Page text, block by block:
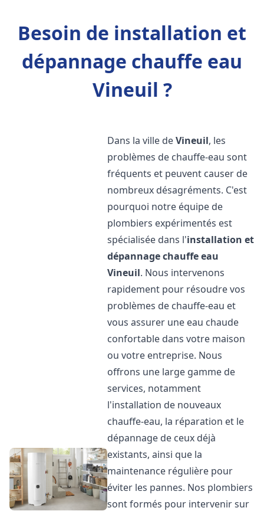
Besoin de installation et
dépannage chauffe eau
Vineuil ?
Dans la ville deVineuil, les
problèmes de chauffe-eau sont
fréquents et peuvent causer de
nombreux désagréments. C'est
pourquoi notre équipe de
plombiers expérimentés est
spécialisée dans l'installation et
dépannage chauffe eau
Vineuil. Nous intervenons
rapidement pour résoudre vos
problèmes de chauffe-eau et
vous assurer une eau chaude
confortable dans votre maison
ou votre entreprise. Nous
offrons une large gamme de
services, notamment
l'installation de nouveaux
chauffe-eau, la réparation et le
dépannage de ceux déjà
existants, ainsi que la
maintenance régulière pour
éviter les pannes. Nos plombiers
sont formés pour intervenir sur